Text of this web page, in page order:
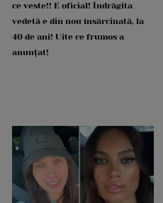
ce veste!! E oficial! Îndrăgita
vedetă e din nou însărcinată, la
40 de ani! Uite ce frumos a
anunțat!